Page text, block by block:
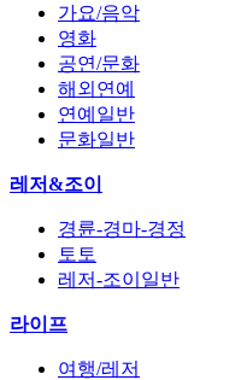
가요/음악
영화
공연/문화
해외연예
연예일반
문화일반
레저&조이
경륜-경마-경정
토토
레저-조이일반
라이프
여행/레저